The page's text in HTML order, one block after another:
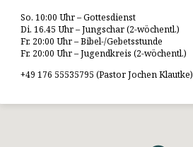
So. 10:00 Uhr – Gottesdienst
Di. 16.45 Uhr – Jungschar (2-wöchentl.)
Fr. 20:00 Uhr – Bibel-/Gebetsstunde
Fr. 20:00 Uhr – Jugendkreis (2-wöchentl.)
+49 176 55535795 (Pastor Jochen Klautke)